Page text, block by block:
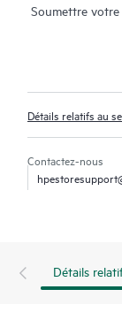
Soumettre votre
Détails relatifs au
Contactez-nous
Détails